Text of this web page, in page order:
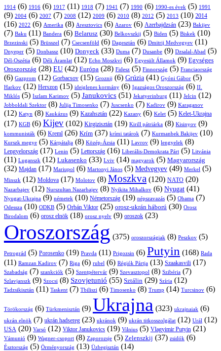
1914 (6) 1916 (6) 1917 (11) 1918 (7) 1941 (7) 1990 (6) 1990-es évek (5) 1991
(9) 2004 (6) 2007 (7) 2008 (12) 2009 (6) 2010 (8) 2012 (5) 2013 (10) 2014
(16) 2022 (6) Amerika (8) Aresztovics (6) Azarov (6) Azerbajdzsán (23) Bakijev
(7) Baku (11) Bandera (6) Belarusz (30) Belkovszkij (5) Biden (5) Biskek (10)
Brzezinski (5) Brüsszel (7) Csecsenföld (6) Dagesztán (6) Dmitrij Medvegyev (11)
Dnyeper (5) Donbassz (10) Donyeck (33) Duma (7) Dusanbe (9) Dzsalal-Abad (5)
Dél-Oszétia (6) Déli Áramlat (12) Echo Moszkvi (6) Egyesült Államok (9) Egységes
Oroszország (28) EU (42) Európa (28) Fidesz (5) Finnország (5) Franciaország
(6) Gazprom (12) Gorbacsov (15) Groznij (6) Grúzia (41) Gyóni Gábor (5)
Harkov (12) Herszon (15) ideiglenes kormány (6) Igazságos Oroszország (6) II.
Miklós (5) Iszlam Karimov (5) Janukovics (51) Jekatyerinburg (11) Jelcin (12)
Jobboldali Szektor (8) Julija Timosenko (7) Juscsenko (7) Kadirov (9) Karaganov
(12) Katyn (8) Kaukázus (9) Kazahsztán (22) Kazany (6) Kelet (5) Kelet-Ukrajna
(17) KGB (6) Kijev (102) Kirgizisztán (19) Kirill pátriárka (8) Kisinyov (9)
kommunisták (6) Kreml (26) Krím (37) krími tatárok (7) Kurmanbek Bakijev (10)
Kurszk megye (5) Kárpátalja (8) Közép-Ázsia (11) Lavrov (9) lengyelek (8)
Lengyelország (17) Lenin (5) Lettország (16) Liberális-Demokrata Párt (5) Litvánia
(11) Luganszk (12) Lukasenko (33) Lviv (14) magyarok (5) Magyarország
(32) Majdan (17) Mariupol (6) Martonyi János (5) Medvegyev (49) Merkel (5)
Minszk (12) Moldova (17) Molotov (8) Moszkva (120) NATO (20)
Nazarbajev (12) Nurszultan Nazarbajev (8) Nyikita Mihalkov (6) Nyugat (41)
Nyugat-Ukrajna (9) németek (10) Németország (19) népszavazás (5) Obama (7)
Odessza (10) ODKB (5) Orbán Viktor (25) orosz-ukrán háború (30) Orosz
Birodalom (6) orosz elnök (18) orosz nyelv (9) oroszok (23)
Oroszország (375) oroszországiak (8) Peszkov (5)
Petrográd (5) Porosenko (19) Pravda (11) Prigozsin (6) Putyin (168) Rada
(11) Ramzan Kadirov (7) Riga (6) rubel (6) Régiók Pártja (13) Szaakasvili (17)
Szabadság (7) szankciók (5) Szentpétervár (9) Szevasztopol (8) Szibéria (7)
Szlavjanszk (9) Szocsi (8) Szovjetunió (55) Sztálin (29) Szíria (12)
Tadzsikisztán (11) Taskent (7) Tbiliszi (6) Timosenko (8) Trump (14) Turcsinov (6)
Törökország (6) Türkmenisztán (9) Ukrajna (323) ukrajnaiak (6)
ukrán elnök (7) ukrán hadsereg (23) ukránok (9) ukrán titkosszolgálat (12) Urál (12)
USA (20) Varsó (12) Viktor Janukovics (19) Vilnius (5) Vlagyimir Putyin (21)
Vámunió (9) Wagner-csoport (8) Zaporozsje (5) Zelenszkij (37) zsidók (6)
Észtország (5) Örményország (13) Üzbegisztán (14)